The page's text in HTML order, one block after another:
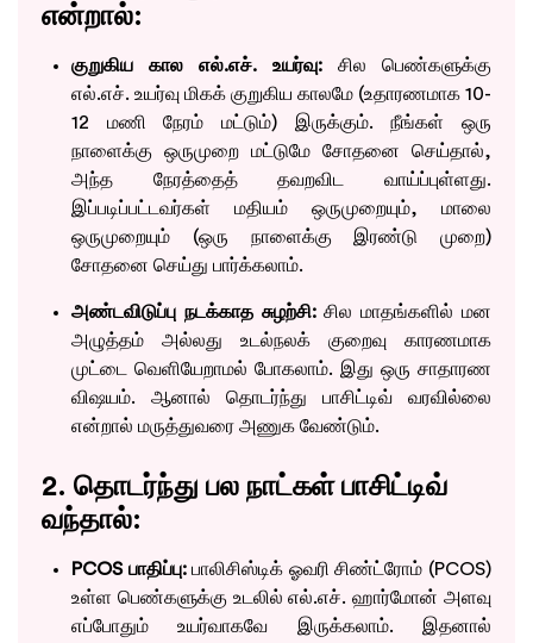
என்றால்:
குறுகிய கால எல்.எச். உயர்வு: சில பெண்களுக்கு
எல்.எச். உயர்வு மிகக் குறுகிய காலமே (உதாரணமாக 10-
12 மணி நேரம் மட்டும்) இருக்கும். நீங்கள் ஒரு
நாளைக்கு ஒருமுறை மட்டுமே சோதனை செய்தால்,
அந்த நேரத்தைத் தவறவிட வாய்ப்புள்ளது.
இப்படிப்பட்டவர்கள் மதியம் ஒருமுறையும், மாலை
ஒருமுறையும் (ஒரு நாளைக்கு இரண்டு முறை)
சோதனை செய்து பார்க்கலாம்.
அண்டவிடுப்பு நடக்காத சுழற்சி:சில மாதங்களில் மன
அழுத்தம் அல்லது உடல்நலக் குறைவு காரணமாக
முட்டை வெளியேறாமல் போகலாம். இது ஒரு சாதாரண
விஷயம். ஆனால் தொடர்ந்து பாசிட்டிவ் வரவில்லை
என்றால் மருத்துவரை அணுக வேண்டும்.
2. தொடர்ந்து பல நாட்கள் பாசிட்டிவ்
வந்தால்:
PCOS பாதிப்பு:பாலிசிஸ்டிக் ஓவரி சிண்ட்ரோம் (PCOS)
உள்ள பெண்களுக்கு உடலில் எல்.எச். ஹார்மோன் அளவு
எப்போதும் உயர்வாகவே இருக்கலாம். இதனால்